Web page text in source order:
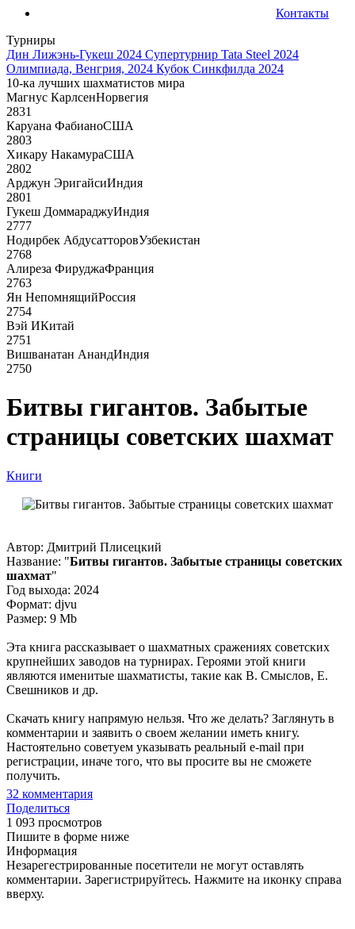
Контакты
Турниры
Дин Лижэнь-Гукеш 2024 Супертурнир Tata Steel 2024
Олимпиада, Венгрия, 2024 Кубок Синкфилда 2024
10-ка лучших шахматистов мира
Магнус КарлсенНорвегия
2831
Каруана ФабианоСША
2803
Хикару НакамураСША
2802
Арджун ЭригайсиИндия
2801
Гукеш ДоммараджуИндия
2777
Нодирбек АбдусатторовУзбекистан
2768
Алиреза ФируджаФранция
2763
Ян НепомнящийРоссия
2754
Вэй ИКитай
2751
Вишванатан АнандИндия
2750
Битвы гигантов. Забытые
страницы советских шахмат
Книги
Автор: Дмитрий Плисецкий
Название: "Битвы гигантов. Забытые страницы советских
шахмат"
Год выхода: 2024
Формат: djvu
Размер: 9 Mb
Эта книга рассказывает о шахматных сражениях советских
крупнейших заводов на турнирах. Героями этой книги
являются именитые шахматисты, такие как В. Смыслов, Е.
Свешников и др.
Скачать книгу напрямую нельзя. Что же делать? Заглянуть в
комментарии и заявить о своем желании иметь книгу.
Настоятельно советуем указывать реальный e-mail при
регистрации, иначе того, что вы просите вы не сможете
получить.
32 комментария
Поделиться
1 093 просмотров
Пишите в форме ниже
Информация
Незарегестрированные посетители не могут оставлять
комментарии. Зарегистрируйтесь. Нажмите на иконку справа
вверху.